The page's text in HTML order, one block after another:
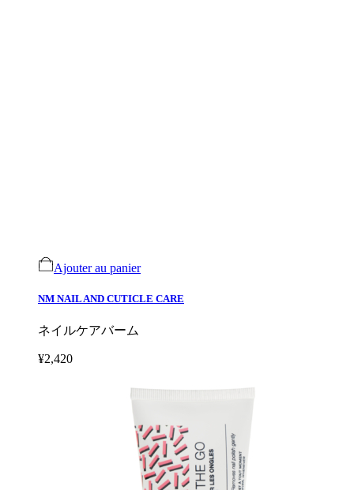
Ajouter au panier
NM NAIL AND CUTICLE CARE
ネイルケアバーム
¥2,420